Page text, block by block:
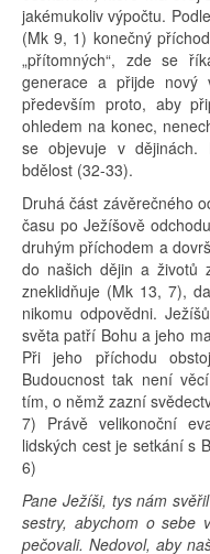
jakémukoliv výpočtu.
(Mk 9, 1) konečný
„přítomných“, zde se
generace a přijde nový
především proto, aby
ohledem na konec,
se objevuje v
bdělost (32-33).
Druhá část závěrečného
času po Ježíšově
druhým příchodem a
do našich dějin a životů
zneklidňuje (Mk 13, 7),
nikomu odpovědni.
světa patří Bohu a jeho
Při jeho příchodu
Budoucnost tak není
tím, o němž zazní
7) Právě velikonoční
lidských cest je setkání s
6)
Pane Ježíši, tys nám
sestry, abychom o sebe
pečovali. Nedovol, aby